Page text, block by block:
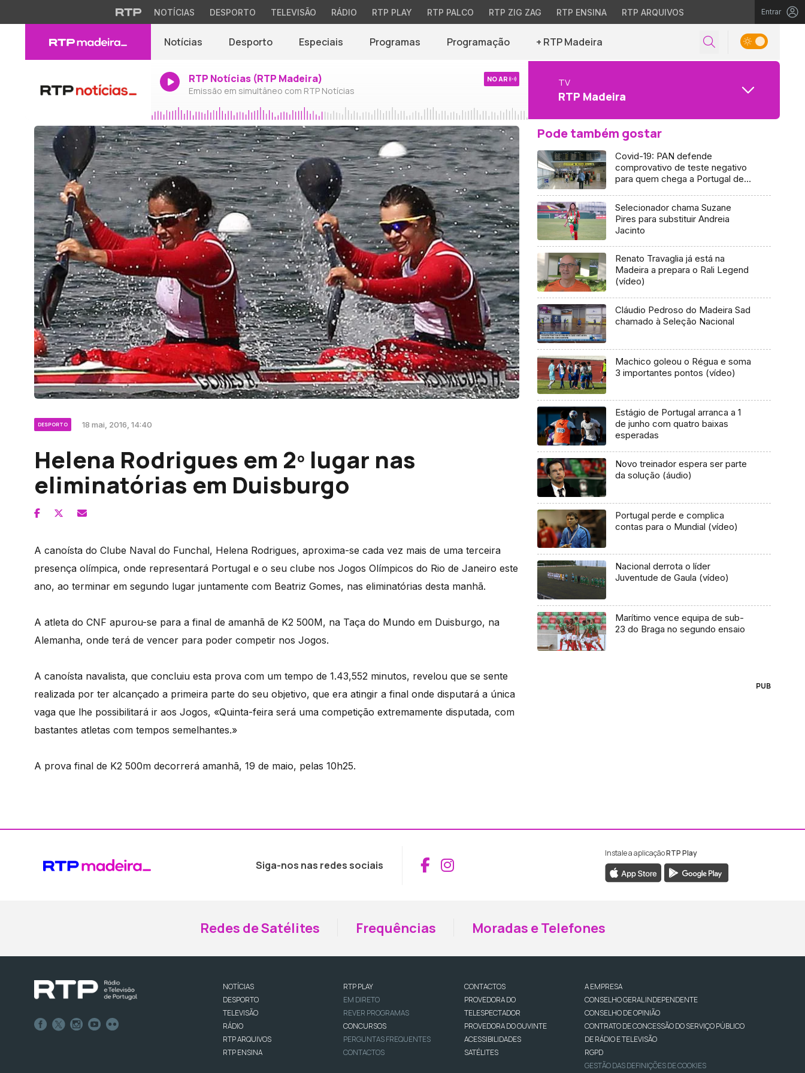
NOTÍCIAS DESPORTO TELEVISÃO RÁDIO RTP PLAY RTP PALCO RTP ZIG ZAG RTP ENSINA RTP ARQUIVOS Entrar
Notícias Desporto Especiais Programas Programação + RTP Madeira
RTP Notícias (RTP Madeira)
Emissão em simultâneo com RTP Notícias
NO AR TV
RTP Madeira
DESPORTO 18 mai, 2016, 14:40
Helena Rodrigues em 2º lugar nas
eliminatórias em Duisburgo
A canoísta do Clube Naval do Funchal, Helena Rodrigues, aproxima-se cada vez mais de uma terceira
presença olímpica, onde representará Portugal e o seu clube nos Jogos Olímpicos do Rio de Janeiro este
ano, ao terminar em segundo lugar juntamente com Beatriz Gomes, nas eliminatórias desta manhã.
A atleta do CNF apurou-se para a final de amanhã de K2 500M, na Taça do Mundo em Duisburgo, na
Alemanha, onde terá de vencer para poder competir nos Jogos.
A canoísta navalista, que concluiu esta prova com um tempo de 1.43,552 minutos, revelou que se sente
realizada por ter alcançado a primeira parte do seu objetivo, que era atingir a final onde disputará a única
vaga que lhe possibilitará ir aos Jogos, «Quinta-feira será uma competição extremamente disputada, com
bastantes atletas com tempos semelhantes.»
A prova final de K2 500m decorrerá amanhã, 19 de maio, pelas 10h25.
Pode também gostar
Covid-19: PAN defende
comprovativo de teste negativo
para quem chega a Portugal de
Selecionador chama Suzane
Pires para substituir Andreia
Jacinto
Renato Travaglia já está na
Madeira a prepara o Rali Legend
(vídeo)
Cláudio Pedroso do Madeira Sad
chamado à Seleção Nacional
Machico goleou o Régua e soma
3 importantes pontos (vídeo)
Estágio de Portugal arranca a 1
de junho com quatro baixas
esperadas
Novo treinador espera ser parte
da solução (áudio)
Portugal perde e complica
contas para o Mundial (vídeo)
Nacional derrota o líder
Juventude de Gaula (vídeo)
Marítimo vence equipa de sub-
23 do Braga no segundo ensaio
PUB
Siga-nos nas redes sociais Aceder ao Facebook da RTP Madeira
Aceder ao Instagram da RTP Madeira
Instale a aplicaçãoRTP Play
Redes de Satélites Frequências Moradas e Telefones
NOTÍCIAS
DESPORTO
TELEVISÃO
RÁDIO
RTP ARQUIVOS
RTP ENSINA
RTP PLAY
EM DIRETO
REVER PROGRAMAS
CONCURSOS
PERGUNTAS FREQUENTES
CONTACTOS
CONTACTOS
PROVEDORA DO
TELESPECTADOR
PROVEDORA DO OUVINTE
ACESSIBILIDADES
SATÉLITES
A EMPRESA
CONSELHO GERAL INDEPENDENTE
CONSELHO DE OPINIÃO
CONTRATO DE CONCESSÃO DO SERVIÇO PÚBLICO
DE RÁDIO E TELEVISÃO
RGPD
GESTÃO DAS DEFINIÇÕES DE COOKIES